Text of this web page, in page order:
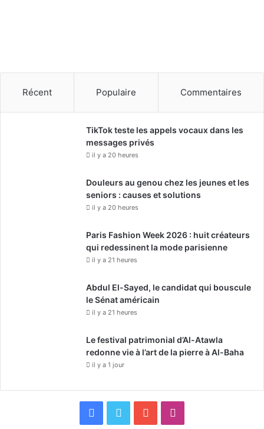
o
a
Récent Populaire Commentaires
TikTok teste les appels vocaux dans les
messages privés
il y a 20 heures
Douleurs au genou chez les jeunes et les
seniors : causes et solutions
il y a 20 heures
Paris Fashion Week 2026 : huit créateurs
qui redessinent la mode parisienne
il y a 21 heures
Abdul El-Sayed, le candidat qui bouscule
le Sénat américain
il y a 21 heures
Le festival patrimonial d’Al-Atawla
redonne vie à l’art de la pierre à Al-Baha
il y a 1 jour